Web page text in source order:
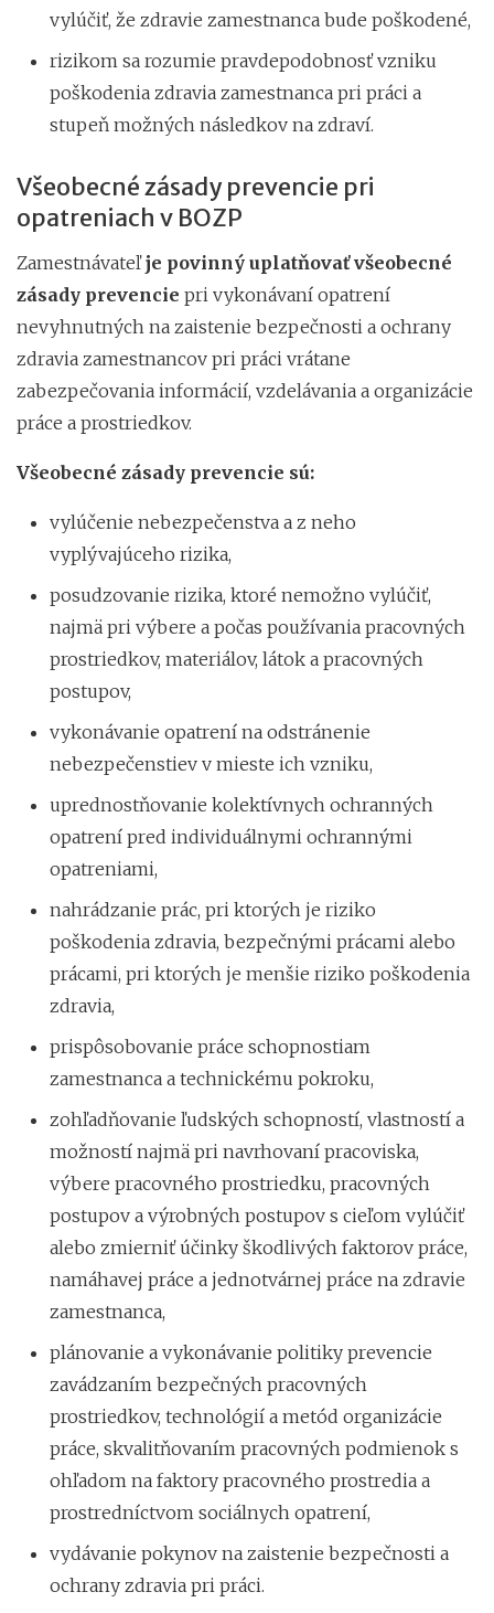
vylúčiť, že zdravie zamestnanca bude poškodené,
rizikom sa rozumie pravdepodobnosť vzniku
poškodenia zdravia zamestnanca pri práci a
stupeň možných následkov na zdraví.
Všeobecné zásady prevencie pri
opatreniach v BOZP
Zamestnávateľje povinný uplatňovať všeobecné
zásady prevencie pri vykonávaní opatrení
nevyhnutných na zaistenie bezpečnosti a ochrany
zdravia zamestnancov pri práci vrátane
zabezpečovania informácií, vzdelávania a organizácie
práce a prostriedkov.
Všeobecné zásady prevencie sú:
vylúčenie nebezpečenstva a z neho
vyplývajúceho rizika,
posudzovanie rizika, ktoré nemožno vylúčiť,
najmä pri výbere a počas používania pracovných
prostriedkov, materiálov, látok a pracovných
postupov,
vykonávanie opatrení na odstránenie
nebezpečenstiev v mieste ich vzniku,
uprednostňovanie kolektívnych ochranných
opatrení pred individuálnymi ochrannými
opatreniami,
nahrádzanie prác, pri ktorých je riziko
poškodenia zdravia, bezpečnými prácami alebo
prácami, pri ktorých je menšie riziko poškodenia
zdravia,
prispôsobovanie práce schopnostiam
zamestnanca a technickému pokroku,
zohľadňovanie ľudských schopností, vlastností a
možností najmä pri navrhovaní pracoviska,
výbere pracovného prostriedku, pracovných
postupov a výrobných postupov s cieľom vylúčiť
alebo zmierniť účinky škodlivých faktorov práce,
namáhavej práce a jednotvárnej práce na zdravie
zamestnanca,
plánovanie a vykonávanie politiky prevencie
zavádzaním bezpečných pracovných
prostriedkov, technológií a metód organizácie
práce, skvalitňovaním pracovných podmienok s
ohľadom na faktory pracovného prostredia a
prostredníctvom sociálnych opatrení,
vydávanie pokynov na zaistenie bezpečnosti a
ochrany zdravia pri práci.